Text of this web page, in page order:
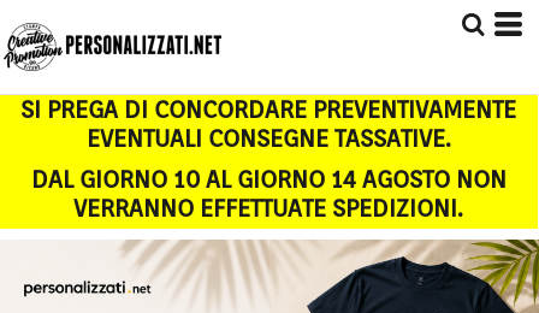
SI PREGA DI CONCORDARE PREVENTIVAMENTE
EVENTUALI CONSEGNE TASSATIVE.
DAL GIORNO 10 AL GIORNO 14 AGOSTO NON
VERRANNO EFFETTUATE SPEDIZIONI.